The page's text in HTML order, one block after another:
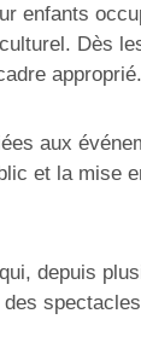
enfants
Dès
approprié.
aux
et la mise
depuis